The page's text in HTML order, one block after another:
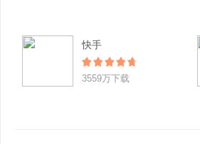
快手
3559万下载